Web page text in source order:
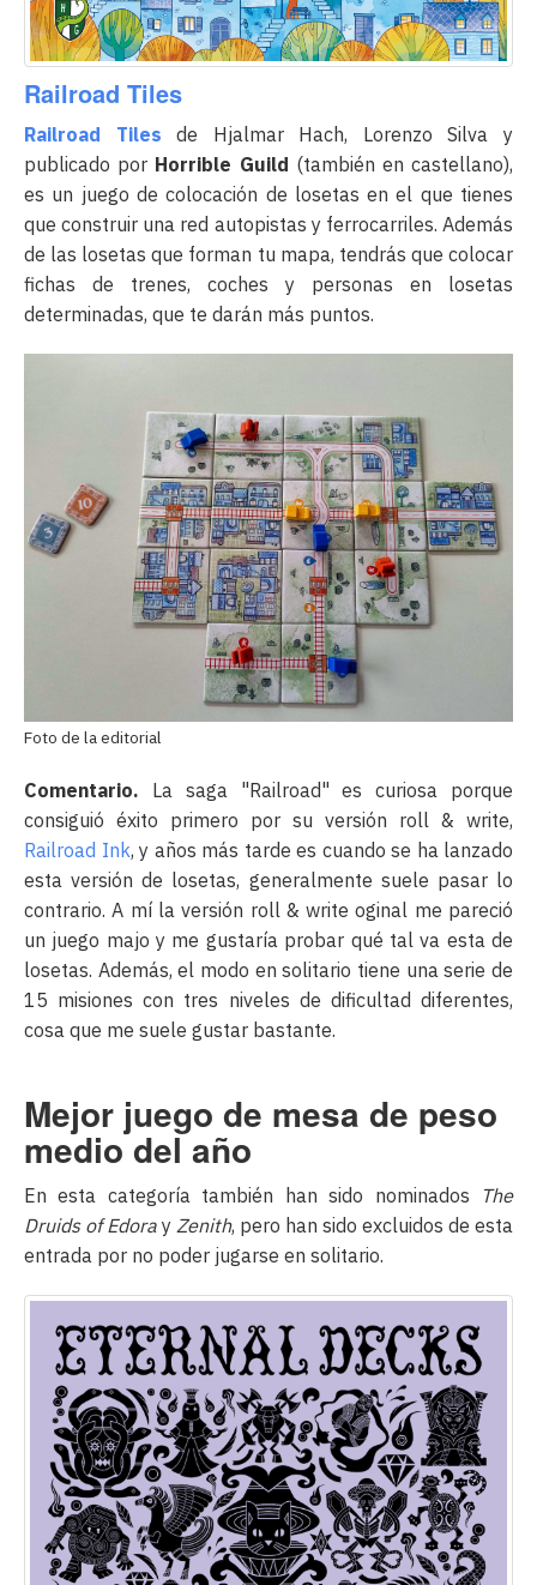
Railroad Tiles
Railroad Tiles de Hjalmar Hach, Lorenzo Silva y
publicado por Horrible Guild (también en castellano),
es un juego de colocación de losetas en el que tienes
que construir una red autopistas y ferrocarriles. Además
de las losetas que forman tu mapa, tendrás que colocar
fichas de trenes, coches y personas en losetas
determinadas, que te darán más puntos.
Foto de la editorial
Comentario. La saga "Railroad" es curiosa porque
consiguió éxito primero por su versión roll & write,
Railroad Ink, y años más tarde es cuando se ha lanzado
esta versión de losetas, generalmente suele pasar lo
contrario. A mí la versión roll & write oginal me pareció
un juego majo y me gustaría probar qué tal va esta de
losetas. Además, el modo en solitario tiene una serie de
15 misiones con tres niveles de dificultad diferentes,
cosa que me suele gustar bastante.
Mejor juego de mesa de peso
medio del año
En esta categoría también han sido nominados
The
Druids of Edora y Zenith, pero han sido excluidos de esta
entrada por no poder jugarse en solitario.